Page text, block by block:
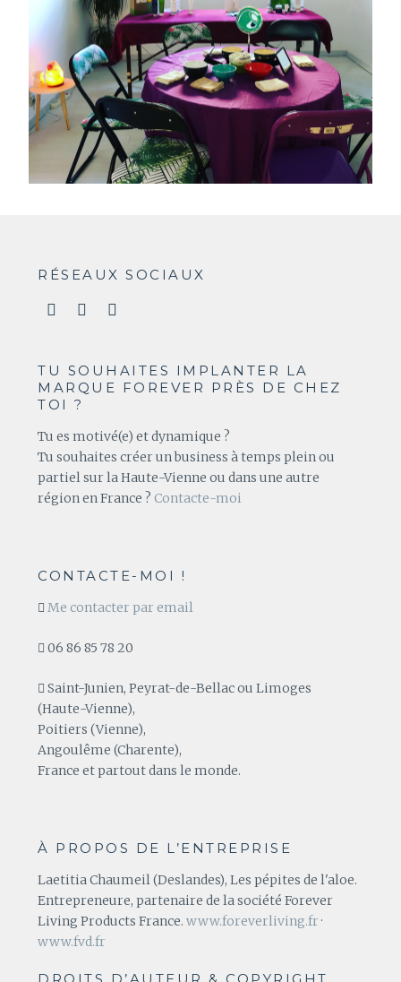
RÉSEAUX SOCIAUX
TU SOUHAITES IMPLANTER LA
MARQUE FOREVER PRÈS DE CHEZ
TOI ?
Tu es motivé(e) et dynamique ?
Tu souhaites créer un business à temps plein ou
partiel sur la Haute-Vienne ou dans une autre
région en France ? Contacte-moi
CONTACTE-MOI !
Me contacter par email
06 86 85 78 20
Saint-Junien, Peyrat-de-Bellac ou Limoges
(Haute-Vienne),
Poitiers (Vienne),
Angoulême (Charente),
France et partout dans le monde.
À PROPOS DE L’ENTREPRISE
Laetitia Chaumeil (Deslandes), Les pépites de l'aloe.
Entrepreneure, partenaire de la société Forever
Living Products France.www.foreverliving.fr ·
www.fvd.fr